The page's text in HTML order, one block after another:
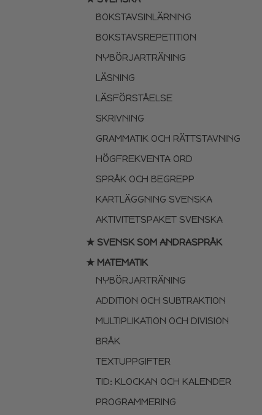
BOKSTAVSINLÄRNING
BOKSTAVSREPETITION
NYBÖRJARTRÄNING
LÄSNING
LÄSFÖRSTÅELSE
SKRIVNING
GRAMMATIK OCH RÄTTSTAVNING
HÖGFREKVENTA ORD
SPRÅK OCH BEGREPP
KARTLÄGGNING SVENSKA
AKTIVITETSPAKET SVENSKA
★ SVENSK SOM ANDRASPRÅK
★ MATEMATIK
NYBÖRJARTRÄNING
ADDITION OCH SUBTRAKTION
MULTIPLIKATION OCH DIVISION
BRÅK
TEXTUPPGIFTER
TID: KLOCKAN OCH KALENDER
PROGRAMMERING